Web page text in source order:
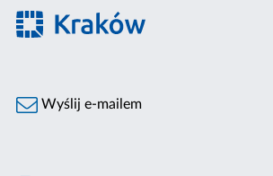
Wyślij e-mailem